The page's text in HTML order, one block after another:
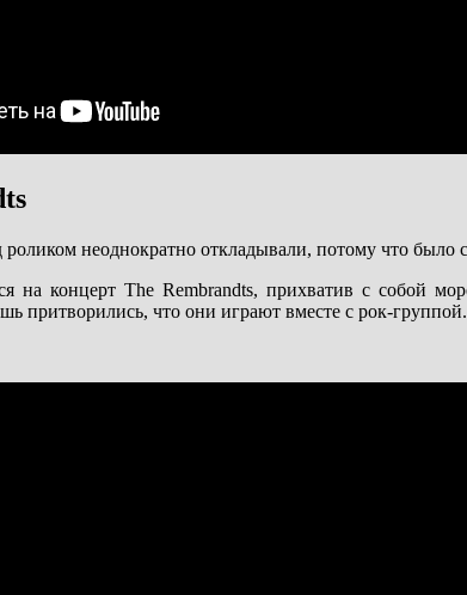
неоднократно откладывали, потому что было
на концерт The Rembrandts, прихватив с собой
притворились, что они играют вместе с рок-группой.